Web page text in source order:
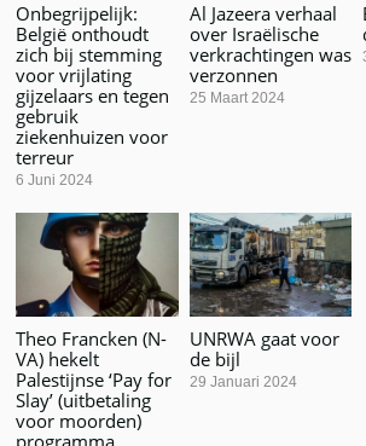
Onbegrijpelijk:
België onthoudt
zich bij stemming
voor vrijlating
gijzelaars en tegen
gebruik
ziekenhuizen voor
terreur
6 Juni 2024
Al Jazeera verhaal
over Israëlische
verkrachtingen was
verzonnen
25 Maart 2024
Theo Francken (N-
VA) hekelt
Palestijnse ‘Pay for
Slay’ (uitbetaling
voor moorden)
programma
UNRWA gaat voor
de bijl
29 Januari 2024